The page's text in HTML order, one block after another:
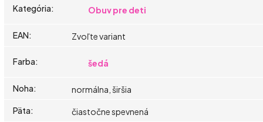
Kategória: Obuv pre deti
EAN: Zvoľte variant
Farba: šedá
Noha:
normálna, širšia
Päta: čiastočne spevnená